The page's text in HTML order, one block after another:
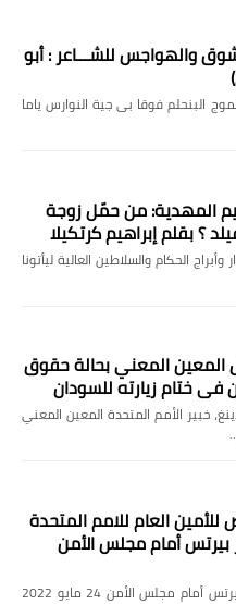
والهواجس للشـــاعر : أبو
البنحلم فوقا بى جية النوارس ياما
المهدية: من حمّل زوجة
؟ بقلم إبراهيم كرتكيلا
الحكام والسلاطين العالية ليأتونا
المعين المعني بحالة حقوق
في ختام زيارته للسودان
خبير الأمم المتحدة المعين المعني
العام للامم المتحدة
أمام مجلس الأمن
إحاطة الممثل الخاص للأمين العام فولكر بيرتس أمام مجلس الأمن 24 مايو 2022